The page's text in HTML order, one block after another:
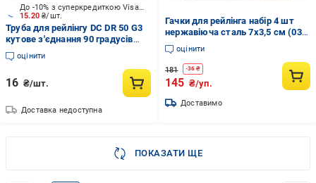
15.20₴/шт.
До -10% з суперкредиткою Visa Вигода
Труба для рейлінгу DC DR 50 G3
кутове з'єднання 90 градусів
золото
оцінити
16 ₴/шт.
Доставка недоступна
Гачки для рейлінга набір 4 шт
нержавіюча сталь 7x3,5 см (03-
R89652)
оцінити
181 -36 ₴
145 ₴/уп.
Доставимо
ПОКАЗАТИ ЩЕ